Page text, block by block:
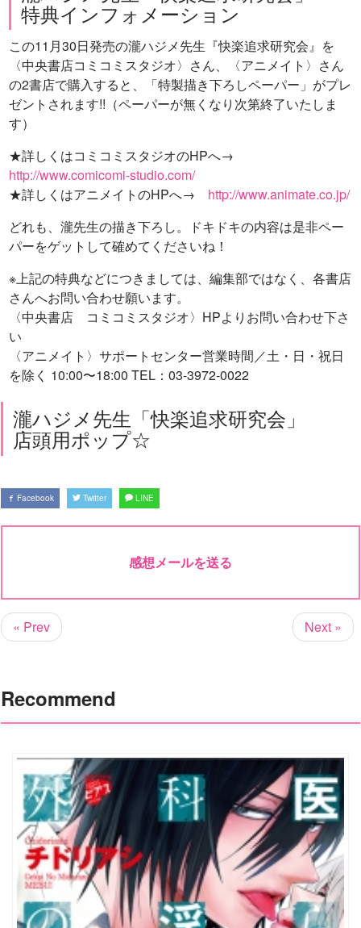
特典インフォメーション
この11月30日発売の瀧ハジメ先生『快楽追求研究会』を
〈中央書店コミコミスタジオ〉さん、〈アニメイト〉さん
の2書店で購入すると、「特製描き下ろしペーパー」がプレ
ゼントされます!!（ペーパーが無くなり次第終了いたしま
す）
★詳しくはコミコミスタジオのHPへ→
http://www.comicomi-studio.com/
★詳しくはアニメイトのHPへ→ http://www.animate.co.jp/
どれも、瀧先生の描き下ろし。ドキドキの内容は是非ペー
パーをゲットして確めてくださいね！
※上記の特典などにつきましては、編集部ではなく、各書店
さんへお問い合わせ願います。
〈中央書店 コミコミスタジオ〉HPよりお問い合わせ下さ
い
〈アニメイト〉サポートセンター営業時間／土・日・祝日
を除く 10:00〜18:00 TEL：03-3972-0022
瀧ハジメ先生「快楽追求研究会」
店頭用ポップ☆
Facebook Twitter LINE
感想メールを送る
« Prev Next »
Recommend